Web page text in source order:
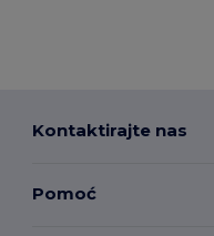
Kontaktirajte nas
Pomoć